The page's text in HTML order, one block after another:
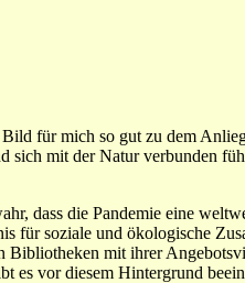
für mich so gut zu dem
sich mit der Natur verbunden
dass die Pandemie eine
für soziale und ökologische
Bibliotheken mit ihrer
es vor diesem Hintergrund